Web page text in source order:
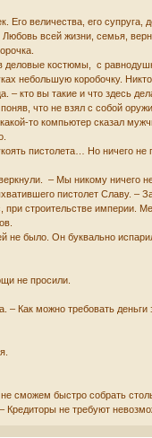
Его величества, его
всей жизни, семья,
деловые костюмы, с
небольшую коробочку.
– кто вы такие и что здесь
что не взял с собой
то компьютер сказал
пистолета… Но ничего
– Мы никому ничего
пистолет Славу. –
строительстве империи.
не было. Он буквально
не просили.
Как можно требовать деньги
сможем быстро собрать
не требуют